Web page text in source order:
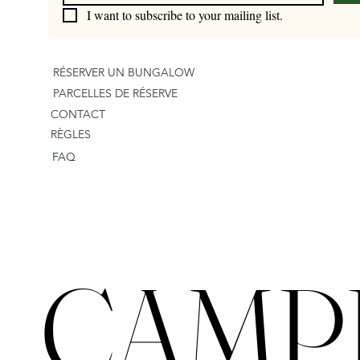
I want to subscribe to your mailing list.
RÉSERVER UN BUNGALOW
PARCELLES DE RÉSERVE
CONTACT
RÈGLES
FAQ